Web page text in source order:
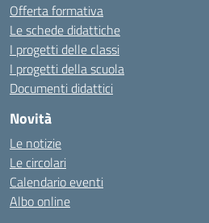
Offerta formativa
Le schede didattiche
I progetti delle classi
I progetti della scuola
Documenti didattici
Novità
Le notizie
Le circolari
Calendario eventi
Albo online